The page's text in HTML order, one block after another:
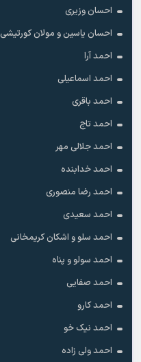
احسان وزیری
احسان یاسین و مولان کورتیشی
احمد آرا
احمد اسماعیلی
احمد باقری
احمد تاج
احمد جلالی مهر
احمد خدابنده
احمد رضا منصوری
احمد سعیدی
احمد سلو و اشکان کریمخانی
احمد سولو و پناه
احمد صفایی
احمد کارو
احمد نیک خو
احمد ولی زاده